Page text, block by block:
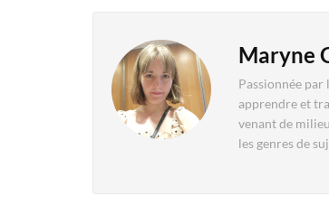
Maryne
Passionnée
apprendre et
venant de
les genres de